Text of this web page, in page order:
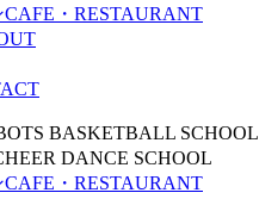
CAFE・RESTAURANT
BASKETBALL SCHOOL
DANCE SCHOOL
CAFE・RESTAURANT